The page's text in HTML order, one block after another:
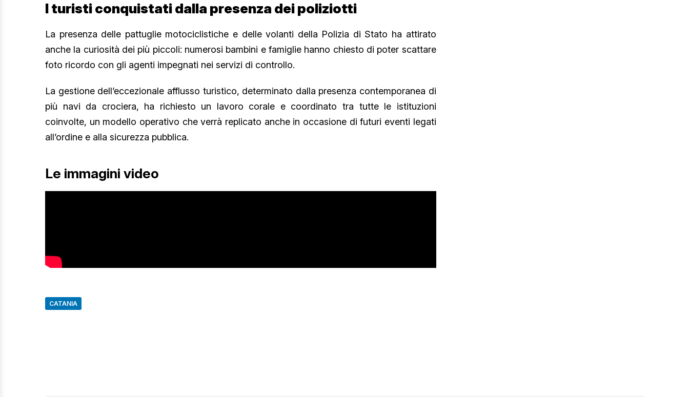
I turisti conquistati dalla presenza dei poliziotti
La presenza delle pattuglie motociclistiche e delle volanti della Polizia di Stato ha attirato
anche la curiosità dei più piccoli: numerosi bambini e famiglie hanno chiesto di poter scattare
foto ricordo con gli agenti impegnati nei servizi di controllo.
La gestione dell’eccezionale afflusso turistico, determinato dalla presenza contemporanea di
più navi da crociera, ha richiesto un lavoro corale e coordinato tra tutte le istituzioni
coinvolte, un modello operativo che verrà replicato anche in occasione di futuri eventi legati
all’ordine e alla sicurezza pubblica.
Le immagini video
CATANIA